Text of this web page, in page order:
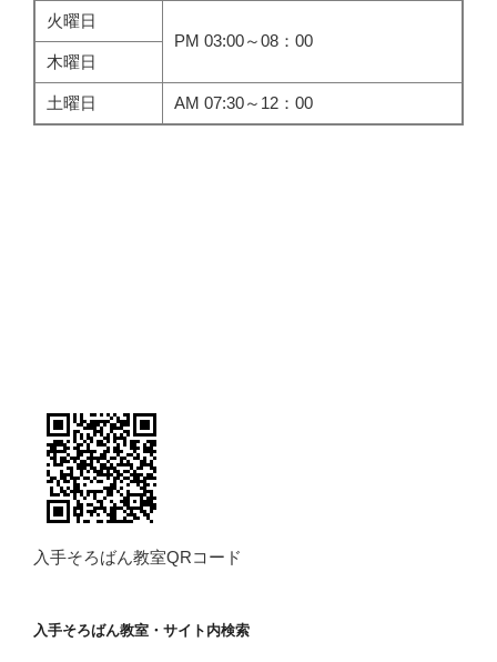
火曜日
PM 03:00～08：00
木曜日
土曜日 AM 07:30～12：00
入手そろばん教室QRコード
入手そろばん教室・サイト内検索